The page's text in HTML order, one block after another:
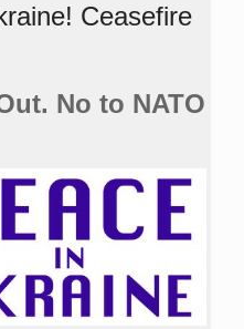
Ceasefire
No to NATO